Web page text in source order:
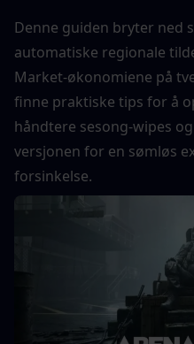
Denne guiden bryter ned
automatiske regionale
Market-økonomiene på
finne praktiske tips for å
håndtere sesong-wipes
versjonen for en sømløs
forsinkelse.